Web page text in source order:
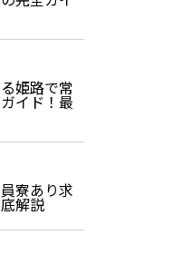
姫路で常
イド！最
寮あり求
解説